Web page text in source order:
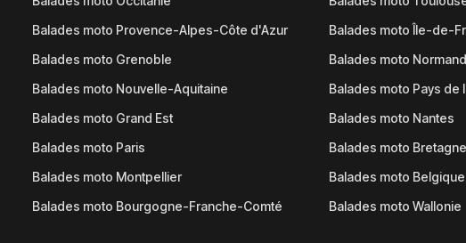
Balades moto Provence-Alpes-Côte d'Azur
Balades moto Grenoble
Balades moto Nouvelle-Aquitaine
Balades moto Grand Est
Balades moto Paris
Balades moto Montpellier
Balades moto Bourgogne-Franche-Comté
Balades moto Île-de-
Balades moto
Balades moto Pays de
Balades moto Nantes
Balades moto Bretagne
Balades moto Belgique
Balades moto Wallonie